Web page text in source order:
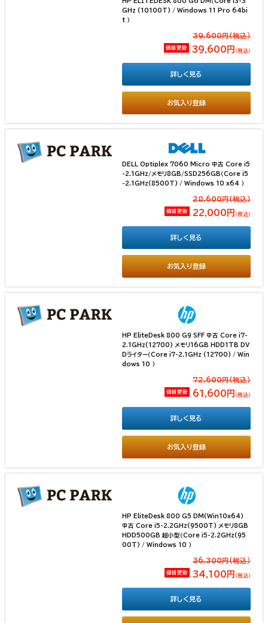
GHz (10100T) / Windows 11 Pro 64bi
t ）
39,600円(税込）
価格更新 39,600円 （税込）
お気入り登録
詳しく見る
DELL Optiplex 7060 Micro 中古 Core i5
-2.1GHz/メモリ8GB/SSD256GB（Core i5
-2.1GHz(8500T) / Windows 10 x64 ）
28,600円(税込）
価格更新 22,000円 （税込）
お気入り登録
詳しく見る
HP EliteDesk 800 G9 SFF 中古 Core i7-
2.1GHz(12700) メモリ16GB HDD1TB DV
Dライター（Core i7-2.1GHz (12700) / Win
dows 10 ）
72,600円(税込）
価格更新 61,600円 （税込）
お気入り登録
詳しく見る
HP EliteDesk 800 G5 DM(Win10x64)
中古 Core i5-2.2GHz(9500T) メモリ8GB
HDD500GB 超小型（Core i5-2.2GHz(95
00T) / Windows 10 ）
36,300円(税込）
価格更新 34,100円 （税込）
詳しく見る